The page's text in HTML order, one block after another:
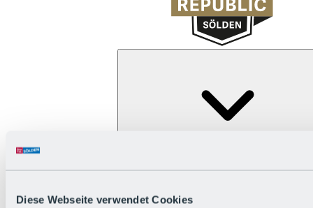
Diese Webseite verwendet Cookies
Bürger:in werden